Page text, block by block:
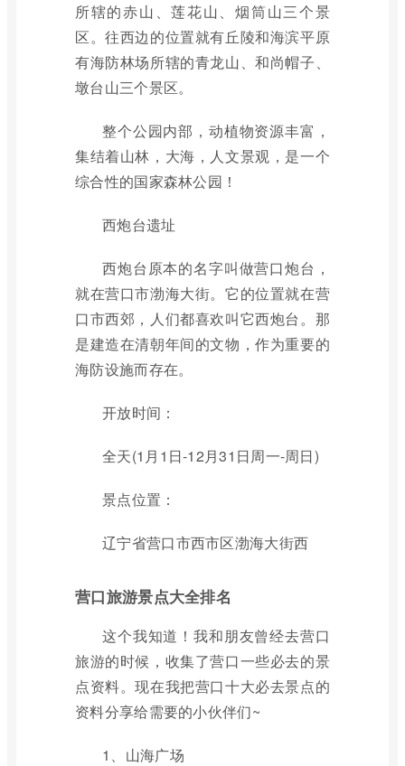
所辖的赤山、莲花山、烟筒山三个景
区。往西边的位置就有丘陵和海滨平原
有海防林场所辖的青龙山、和尚帽子、
墩台山三个景区。
整个公园内部，动植物资源丰富，
集结着山林，大海，人文景观，是一个
综合性的国家森林公园！
西炮台遗址
西炮台原本的名字叫做营口炮台，
就在营口市渤海大街。它的位置就在营
口市西郊，人们都喜欢叫它西炮台。那
是建造在清朝年间的文物，作为重要的
海防设施而存在。
开放时间：
全天(1月1日-12月31日周一-周日)
景点位置：
辽宁省营口市西市区渤海大街西
营口旅游景点大全排名
这个我知道！我和朋友曾经去营口
旅游的时候，收集了营口一些必去的景
点资料。现在我把营口十大必去景点的
资料分享给需要的小伙伴们~
1、山海广场